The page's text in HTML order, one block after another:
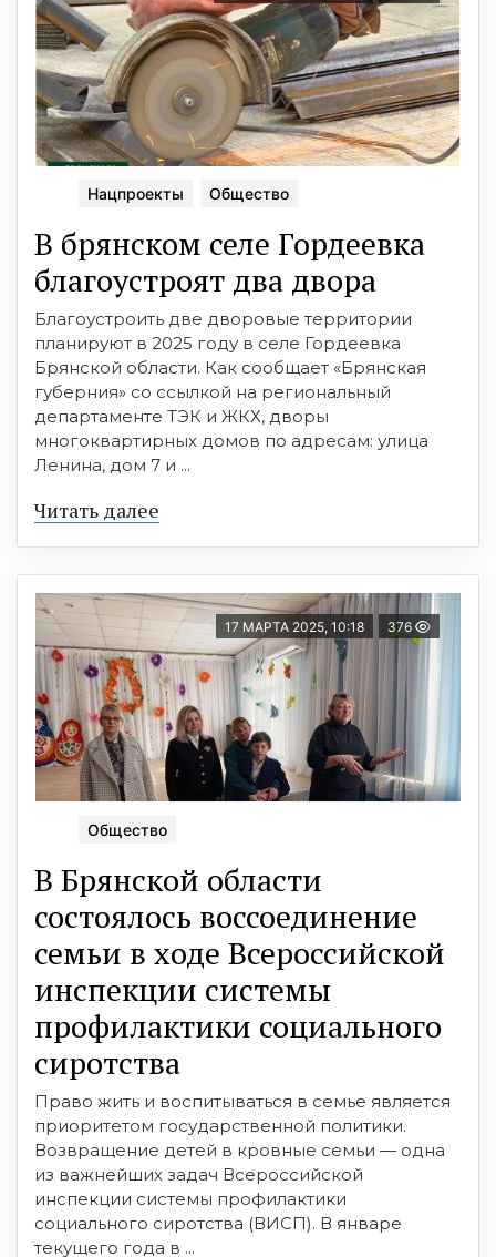
Нацпроекты Общество
В брянском селе Гордеевка
благоустроят два двора
Благоустроить две дворовые территории
планируют в 2025 году в селе Гордеевка
Брянской области. Как сообщает «Брянская
губерния» со ссылкой на региональный
департаменте ТЭК и ЖКХ, дворы
многоквартирных домов по адресам: улица
Ленина, дом 7 и ...
Читать далее
17 МАРТА 2025, 10:18 376
Общество
В Брянской области
состоялось воссоединение
семьи в ходе Всероссийской
инспекции системы
профилактики социального
сиротства
Право жить и воспитываться в семье является
приоритетом государственной политики.
Возвращение детей в кровные семьи — одна
из важнейших задач Всероссийской
инспекции системы профилактики
социального сиротства (ВИСП). В январе
текущего года в ...